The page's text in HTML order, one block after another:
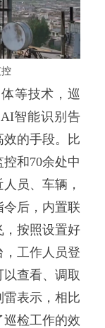
等技术，巡
智能识别告
的手段。比
和70余处中
员、车辆，
令后，内置联
，按照设置好
工作人员登
查看、调取
表示，相比
检工作的效